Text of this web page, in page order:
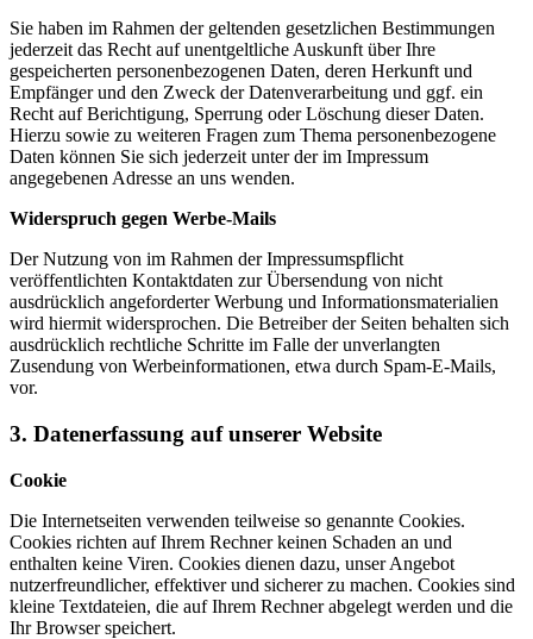
Sie haben im Rahmen der geltenden gesetzlichen Bestimmungen
jederzeit das Recht auf unentgeltliche Auskunft über Ihre
gespeicherten personenbezogenen Daten, deren Herkunft und
Empfänger und den Zweck der Datenverarbeitung und ggf. ein
Recht auf Berichtigung, Sperrung oder Löschung dieser Daten.
Hierzu sowie zu weiteren Fragen zum Thema personenbezogene
Daten können Sie sich jederzeit unter der im Impressum
angegebenen Adresse an uns wenden.
Widerspruch gegen Werbe-Mails
Der Nutzung von im Rahmen der Impressumspflicht
veröffentlichten Kontaktdaten zur Übersendung von nicht
ausdrücklich angeforderter Werbung und Informationsmaterialien
wird hiermit widersprochen. Die Betreiber der Seiten behalten sich
ausdrücklich rechtliche Schritte im Falle der unverlangten
Zusendung von Werbeinformationen, etwa durch Spam-E-Mails,
vor.
3. Datenerfassung auf unserer Website
Cookie
Die Internetseiten verwenden teilweise so genannte Cookies.
Cookies richten auf Ihrem Rechner keinen Schaden an und
enthalten keine Viren. Cookies dienen dazu, unser Angebot
nutzerfreundlicher, effektiver und sicherer zu machen. Cookies sind
kleine Textdateien, die auf Ihrem Rechner abgelegt werden und die
Ihr Browser speichert.